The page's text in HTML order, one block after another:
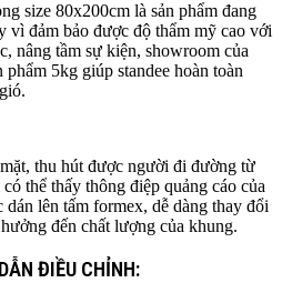
size 80x200cm là sản phẩm đang
vì đảm bảo được độ thẩm mỹ cao với
nâng tầm sự kiện, showroom của
5kg giúp standee hoàn toàn
thu hút được người đi đường từ
thể thấy thông điệp quảng cáo của
lên tấm formex, dễ dàng thay đổi
đến chất lượng của khung.
ĐIỀU CHỈNH: